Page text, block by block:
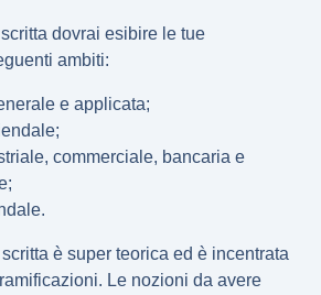
dovrai esibire le tue
ambiti:
e applicata;
commerciale, bancaria e
è super teorica ed è incentrata
Le nozioni da avere